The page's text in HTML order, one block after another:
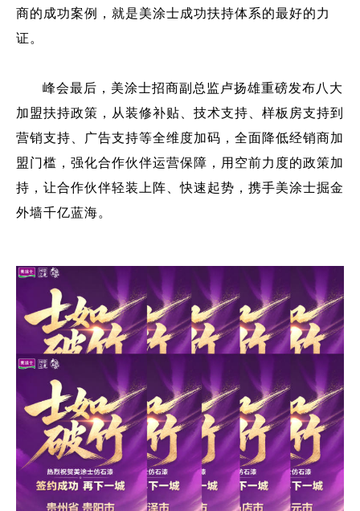
商的成功案例，就是美涂士成功扶持体系的最好的力
证。
峰会最后，美涂士招商副总监卢扬雄重磅发布八大
加盟扶持政策，从装修补贴、技术支持、样板房支持到
营销支持、广告支持等全维度加码，全面降低经销商加
盟门槛，强化合作伙伴运营保障，用空前力度的政策加
持，让合作伙伴轻装上阵、快速起势，携手美涂士掘金
外墙千亿蓝海。